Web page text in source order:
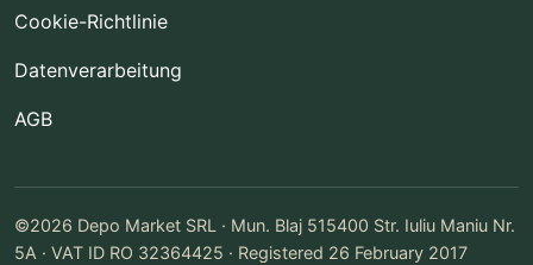
Cookie-Richtlinie
Datenverarbeitung
AGB
©2026 Depo Market SRL · Mun. Blaj 515400 Str. Iuliu Maniu Nr.
5A · VAT ID RO 32364425 · Registered 26 February 2017